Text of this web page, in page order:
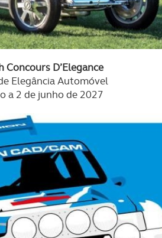
Concours D’Elegance
Elegância Automóvel
a 2 de junho de 2027